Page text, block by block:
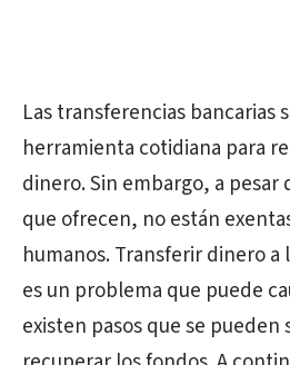
Las transferencias bancarias
herramienta cotidiana para
dinero. Sin embargo, a pesar
que ofrecen, no están
humanos. Transferir dinero a
es un problema que puede
existen pasos que se